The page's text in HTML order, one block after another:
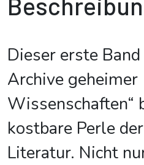
Dieser erste
Archive geheimer
Wissenschaften“
kostbare Perle
Literatur. Nicht